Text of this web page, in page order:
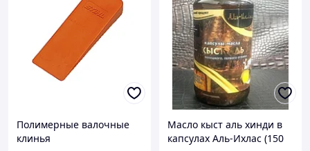
Полимерные валочные
клинья
Масло кыст аль хинди в
капсулах Аль-Ихлас (150